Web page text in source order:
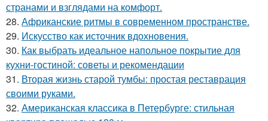
странами и взглядами на комфорт.
28. Африканские ритмы в современном пространстве.
29. Искусство как источник вдохновения.
30. Как выбрать идеальное напольное покрытие для
кухни-гостиной: советы и рекомендации
31. Вторая жизнь старой тумбы: простая реставрация
своими руками.
32. Американская классика в Петербурге: стильная